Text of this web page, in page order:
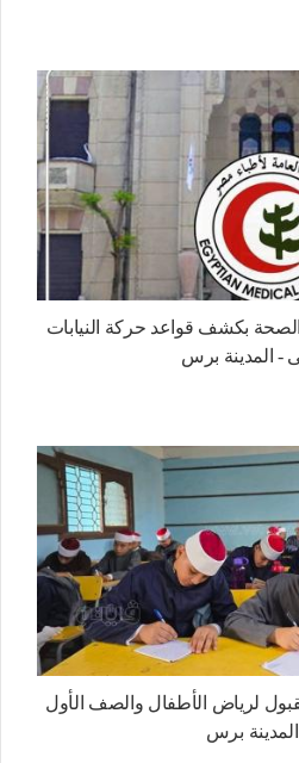
بكشف قواعد حركة النيابات
- المدينة برس
لرياض الأطفال والصف الأول
- المدينة برس